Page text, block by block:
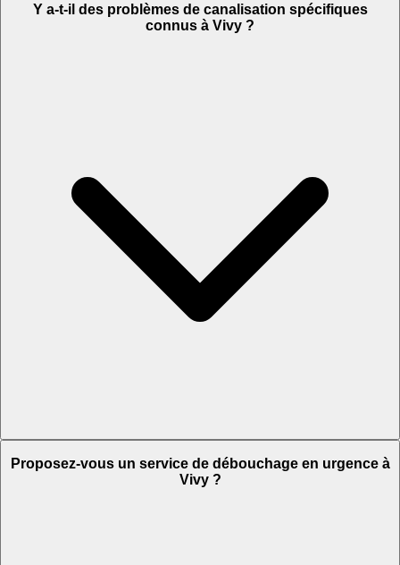
Y a-t-il des problèmes de canalisation spécifiques
connus à Vivy ?
Proposez-vous un service de débouchage en urgence à
Vivy ?